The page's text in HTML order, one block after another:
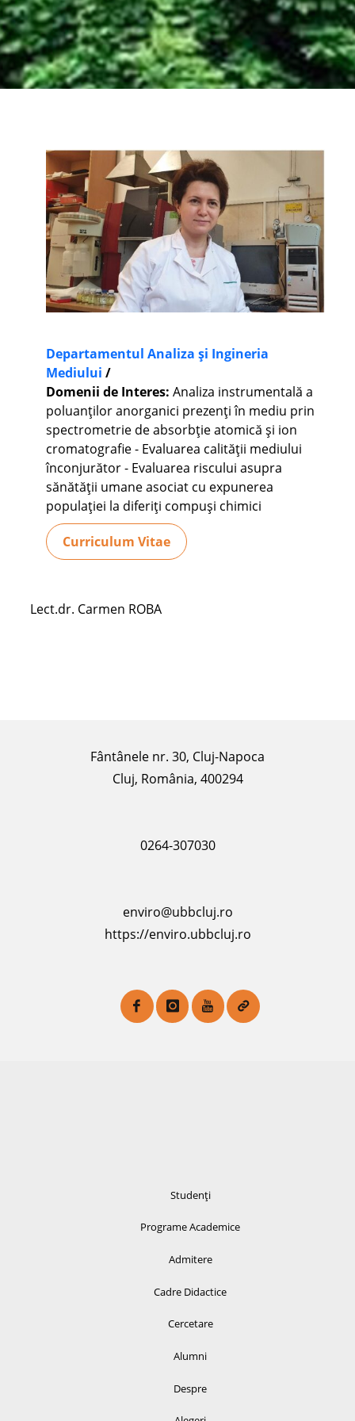
Departamentul Analiza și Ingineria
Mediului /
Domenii de Interes:Analiza instrumentală a
poluanților anorganici prezenţi în mediu prin
spectrometrie de absorbţie atomică şi ion
cromatografie - Evaluarea calității mediului
înconjurător - Evaluarea riscului asupra
sănătății umane asociat cu expunerea
populaţiei la diferiți compuşi chimici
Curriculum Vitae
Lect.dr. Carmen ROBA
Fântânele nr. 30, Cluj-Napoca
Cluj, România, 400294
0264-307030
enviro@ubbcluj.ro
https://enviro.ubbcluj.ro
Studenți
Programe Academice
Admitere
Cadre Didactice
Cercetare
Alumni
Despre